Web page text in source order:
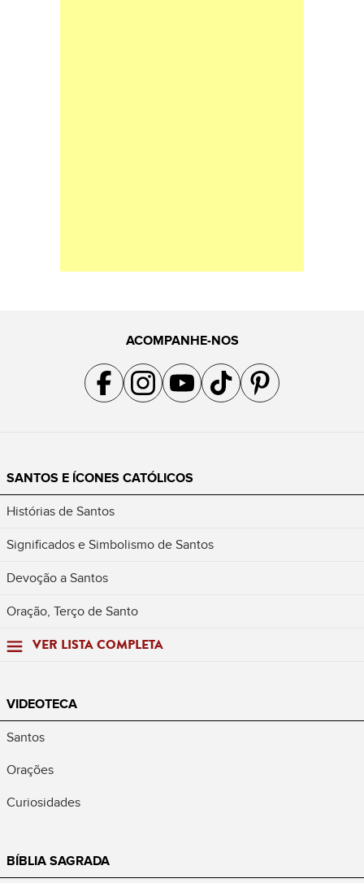
ACOMPANHE-NOS
Acompanhe a gente no Facebook
Acompanhe a gente no Instagram
Acompanhe a gente no YouTube
Acompanhe a gente no TikTok
Acompanhe a gente no
SANTOS E ÍCONES CATÓLICOS
Histórias de Santos
Significados e Simbolismo de Santos
Devoção a Santos
Oração, Terço de Santo
VER LISTA COMPLETA
VIDEOTECA
Santos
Orações
Curiosidades
BÍBLIA SAGRADA